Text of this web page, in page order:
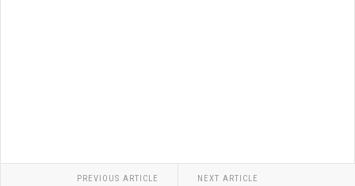
PREVIOUS ARTICLE NEXT ARTICLE